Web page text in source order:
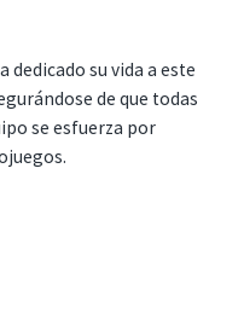
dedicado su vida a este
de que todas
se esfuerza por